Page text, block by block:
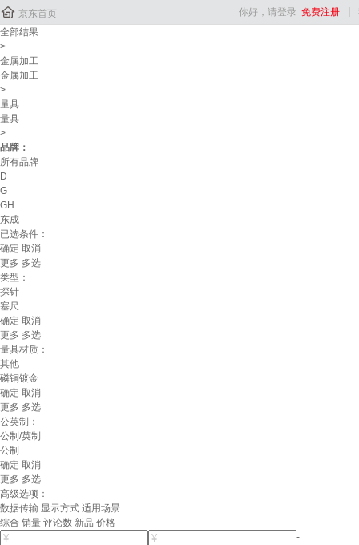
 京东首页 你好，请登录 免费注册
全部结果
>
金属加工
金属加工
>
量具
量具
>
品牌：
所有品牌
D
G
GH
东成
已选条件：
确定 取消
更多 多选
类型：
探针
塞尺
确定 取消
更多 多选
量具材质：
其他
磷铜镀金
确定 取消
更多 多选
公英制：
公制/英制
公制
确定 取消
更多 多选
高级选项：
数据传输 显示方式 适用场景
综合 销量 评论数 新品 价格
-